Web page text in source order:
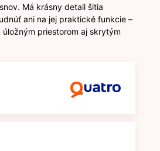
Má krásny detail šitia
ani na jej praktické funkcie –
priestorom aj skrytým